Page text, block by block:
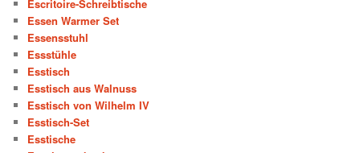
Escritoire-Schreibtische
Essen Warmer Set
Essensstuhl
Essstühle
Esstisch
Esstisch aus Walnuss
Esstisch von Wilhelm IV
Esstisch-Set
Esstische